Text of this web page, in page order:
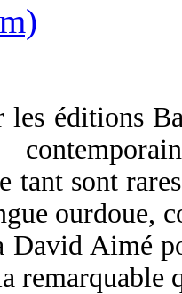
les éditions
tant sont
ourdoue,
David Aimé
remarquable